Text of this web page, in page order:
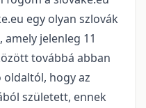
egy olyan szlovák
jelenleg 11
továbbá abban
hogy az
született, ennek